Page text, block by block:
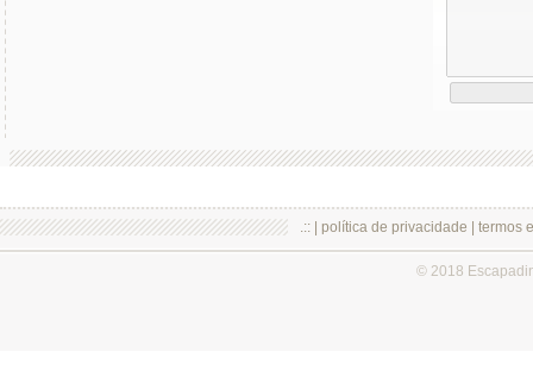
.:: | política de privacidade termos
© 2018